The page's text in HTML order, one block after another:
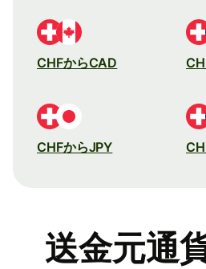
CHFからCAD
CHFからJPY
送金元通